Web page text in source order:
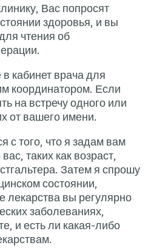
Когда вы приедете в
заполнить анкету о
получите материалы для
интересующей вас операции.
После этого пройдете в
встречи со мной и моим
хотите, вы можете взять на
двух сопровождающих от
Наша встреча начнется с
несколько вопросов о вас,
рост, вес и размер
о вашем общем медицинском
например, о том, какие
принимаете, о хронических
которыми вы страдаете, и
чувствительность к